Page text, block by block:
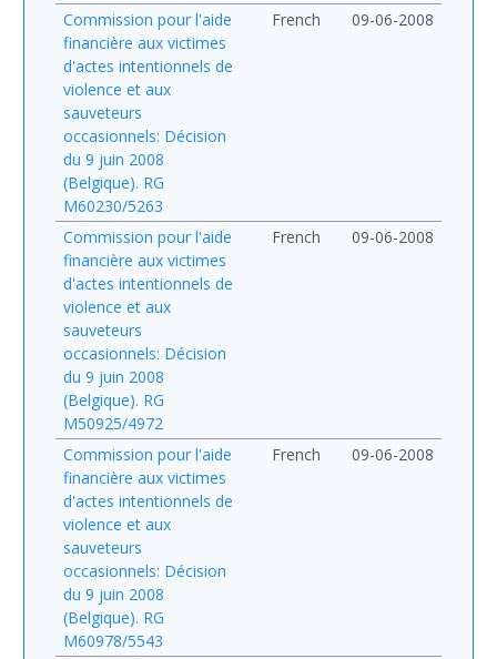
Commission pour l'aide
financière aux victimes
d'actes intentionnels de
violence et aux
sauveteurs
occasionnels: Décision
du 9 juin 2008
(Belgique). RG
M60230/5263
French 09-06-2008
Commission pour l'aide
financière aux victimes
d'actes intentionnels de
violence et aux
sauveteurs
occasionnels: Décision
du 9 juin 2008
(Belgique). RG
M50925/4972
French 09-06-2008
Commission pour l'aide
financière aux victimes
d'actes intentionnels de
violence et aux
sauveteurs
occasionnels: Décision
du 9 juin 2008
(Belgique). RG
M60978/5543
French 09-06-2008